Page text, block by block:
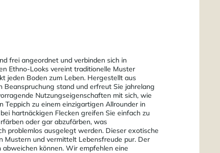
frei angeordnet und verbinden sich in
Ethno-Looks vereint traditionelle Muster
jeden Boden zum Leben. Hergestellt aus
stand und erfreut Sie jahrelang
Nutzungseigenschaften mit sich, wie
Teppich zu einem einzigartigen Allrounder in
hartnäckigen Flecken greifen Sie einfach zu
oder gar abzufärben, was
problemlos ausgelegt werden. Dieser exotische
Mustern und vermittelt Lebensfreude pur. Der
können. Wir empfehlen eine